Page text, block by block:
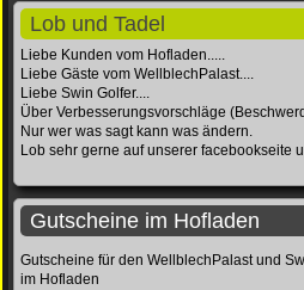
Lob und Tadel
Liebe Kunden vom Hofladen.....
Liebe Gäste vom WellblechPalast....
Liebe Swin Golfer....
Über Verbesserungsvorschläge
Nur wer was sagt kann was ändern.
Lob sehr gerne auf unserer facebookseite
Gutscheine im Hofladen
Gutscheine für den WellblechPalast und
im Hofladen